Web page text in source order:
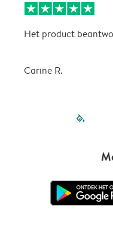
Het product
Carine R.